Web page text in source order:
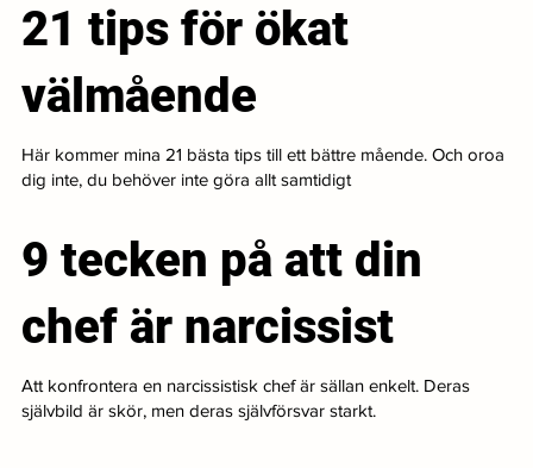
21 tips för ökat
välmående
Här kommer mina 21 bästa tips till ett bättre mående. Och oroa
dig inte, du behöver inte göra allt samtidigt
9 tecken på att din
chef är narcissist
Att konfrontera en narcissistisk chef är sällan enkelt. Deras
självbild är skör, men deras självförsvar starkt.